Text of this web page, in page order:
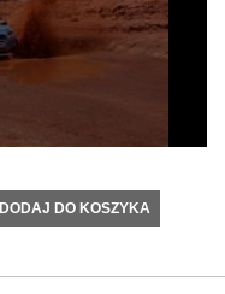
DODAJ DO KOSZYKA